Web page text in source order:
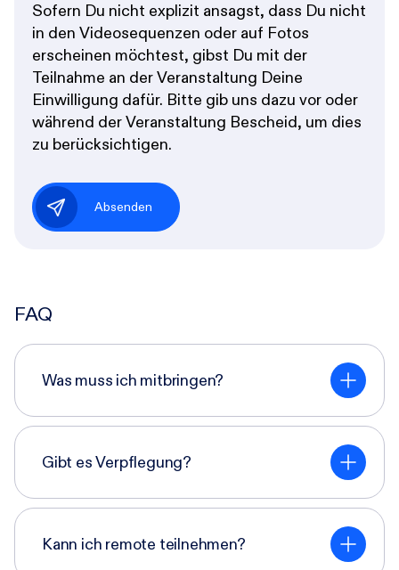
Sofern Du nicht explizit ansagst, dass Du nicht
in den Videosequenzen oder auf Fotos
erscheinen möchtest, gibst Du mit der
Teilnahme an der Veranstaltung Deine
Einwilligung dafür. Bitte gib uns dazu vor oder
während der Veranstaltung Bescheid, um dies
zu berücksichtigen.
Absenden
FAQ
Was muss ich mitbringen?
Gibt es Verpflegung?
Kann ich remote teilnehmen?